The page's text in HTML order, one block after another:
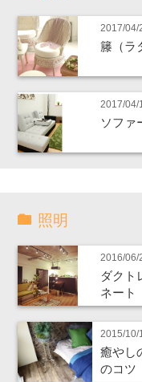
2017/04/
籐（ラ
2017/04/
ソファ
照明
2016/06/
ダクト
ネート
2015/10/
癒やし
のコツ